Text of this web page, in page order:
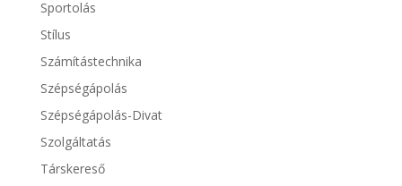
Sportolás
Stílus
Számítástechnika
Szépségápolás
Szépségápolás-Divat
Szolgáltatás
Társkereső